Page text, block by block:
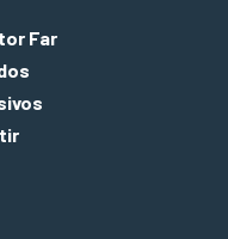
Far